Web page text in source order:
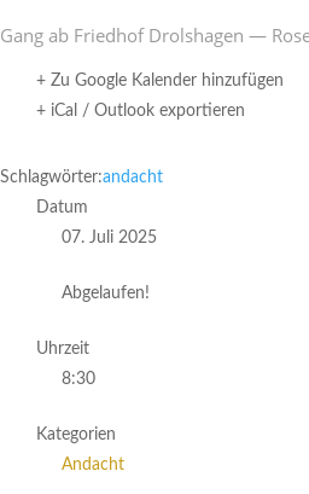
Gang ab Friedhof Drol­s­hagen —
+ Zu Google Kalender hinzufügen
+ iCal / Outlook exportieren
Schlagwörter:andacht
Datum
07. Juli 2025
Abgelaufen!
Uhrzeit
8:30
Kategorien
Andacht